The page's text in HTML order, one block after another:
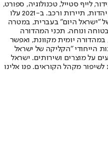
לייף סטייל, טכנולוגיה, ספורט,
כלכלה וצרכנות, בריאות, חיילים, אוכל, יהדות, תיירות ורכב. ב-2021 עלו
"ישראל היום" בעברית, במטרה
ונוחה. תכני המהדורה
יומית מקוונת, ואפשר
הייחודי "הקליקה של ישראל
על מוצרים ושירותים. ישראל
מקהל הקוראים. פנו אלינו